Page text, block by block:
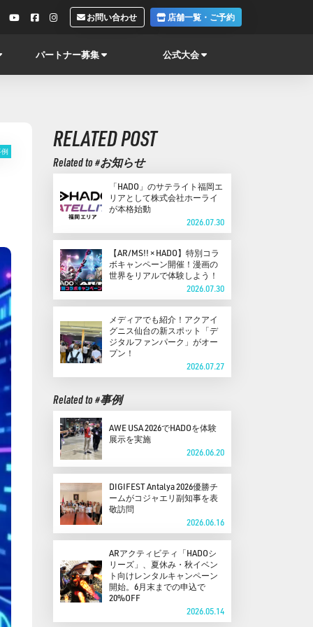
お問い合わせ 店舗一覧・ご予約
パートナー募集 公式大会
RELATED POST
Related to #お知らせ
「HADO」のサテライト福岡エ
リアとして株式会社ホーライ
が本格始動
2026.07.30
【AR/MS!! × HADO】特別コラ
ボキャンペーン開催！漫画の
世界をリアルで体験しよう！
2026.07.30
メディアでも紹介！アクアイ
グニス仙台の新スポット「デ
ジタルファンパーク」がオー
プン！
2026.07.27
Related to #事例
AWE USA 2026でHADOを体験
展示を実施
2026.06.20
DIGIFEST Antalya 2026優勝チ
ームがコジャエリ副知事を表
敬訪問
2026.06.16
ARアクティビティ「HADOシ
リーズ」、夏休み・秋イベン
ト向けレンタルキャンペーン
開始。6月末までの申込で
20%OFF
2026.05.14